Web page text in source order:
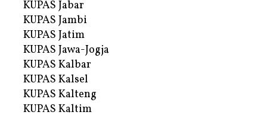
KUPAS Jabar
KUPAS Jambi
KUPAS Jatim
KUPAS Jawa-Jogja
KUPAS Kalbar
KUPAS Kalsel
KUPAS Kalteng
KUPAS Kaltim